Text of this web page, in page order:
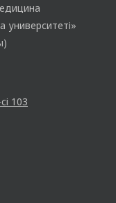
университеті»
103